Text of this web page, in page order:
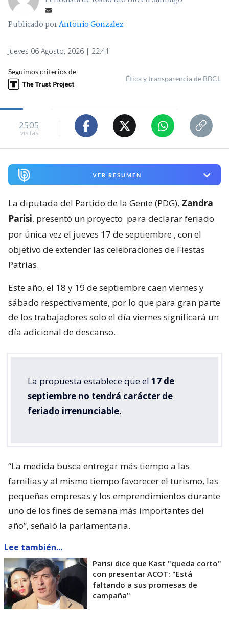
Publicado porAntonio Gonzalez
Jueves 06 Agosto, 2026 | 22:41
Seguimos criterios de
Ética y transparencia de BBCL
2505
visitas
VER RESUMEN
La diputada del Partido de la Gente (PDG), Zandra
Parisi, presentó un proyecto para declarar feriado
por única vez el jueves 17 de septiembre , con el
objetivo de extender las celebraciones de Fiestas
Patrias.
Este año, el 18 y 19 de septiembre caen viernes y
sábado respectivamente, por lo que para gran parte
de los trabajadores solo el día viernes significará un
día adicional de descanso.
La propuesta establece que el 17 de
septiembre no tendrá carácter de
feriado irrenunciable.
“La medida busca entregar más tiempo a las
familias y al mismo tiempo favorecer el turismo, las
pequeñas empresas y los emprendimientos durante
uno de los fines de semana más importantes del
año”, señaló la parlamentaria.
Lee también...
Parisi dice que Kast "queda corto"
con presentar ACOT: "Está
faltando a sus promesas de
campaña"